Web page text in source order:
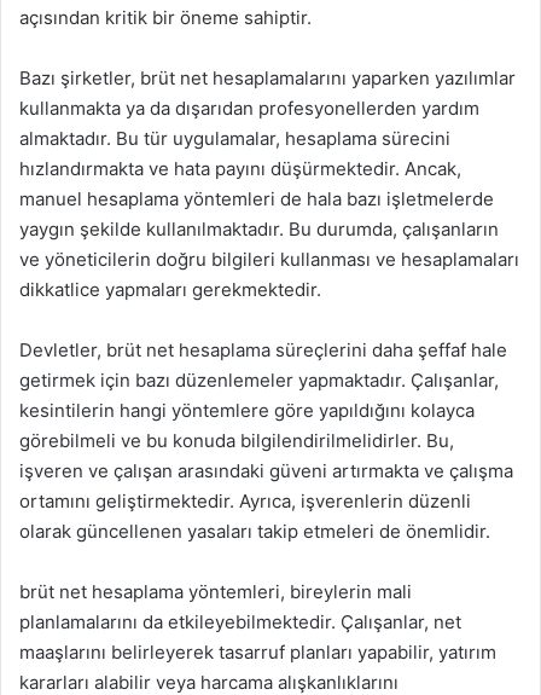
açısından kritik bir öneme sahiptir.
Bazı şirketler, brüt net hesaplamalarını yaparken yazılımlar
kullanmakta ya da dışarıdan profesyonellerden yardım
almaktadır. Bu tür uygulamalar, hesaplama sürecini
hızlandırmakta ve hata payını düşürmektedir. Ancak,
manuel hesaplama yöntemleri de hala bazı işletmelerde
yaygın şekilde kullanılmaktadır. Bu durumda, çalışanların
ve yöneticilerin doğru bilgileri kullanması ve hesaplamaları
dikkatlice yapmaları gerekmektedir.
Devletler, brüt net hesaplama süreçlerini daha şeffaf hale
getirmek için bazı düzenlemeler yapmaktadır. Çalışanlar,
kesintilerin hangi yöntemlere göre yapıldığını kolayca
görebilmeli ve bu konuda bilgilendirilmelidirler. Bu,
işveren ve çalışan arasındaki güveni artırmakta ve çalışma
ortamını geliştirmektedir. Ayrıca, işverenlerin düzenli
olarak güncellenen yasaları takip etmeleri de önemlidir.
brüt net hesaplama yöntemleri, bireylerin mali
planlamalarını da etkileyebilmektedir. Çalışanlar, net
maaşlarını belirleyerek tasarruf planları yapabilir, yatırım
kararları alabilir veya harcama alışkanlıklarını